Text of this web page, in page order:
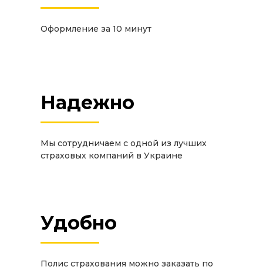
Оформление за 10 минут
Надежно
Мы сотрудничаем с одной из лучших
страховых компаний в Украине
Удобно
Полис страхования можно заказать по